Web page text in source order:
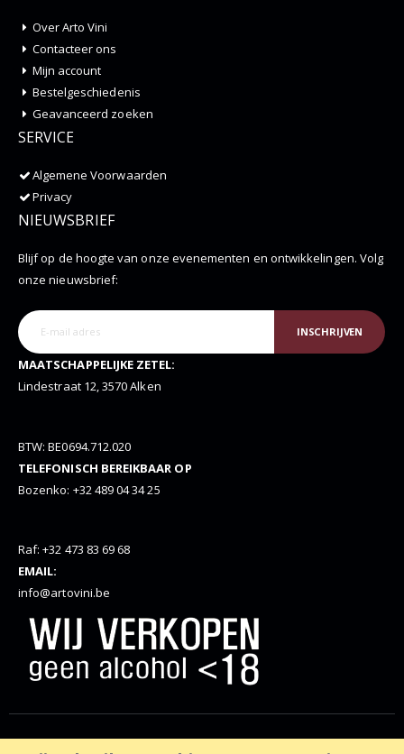
Over Arto Vini
Contacteer ons
Mijn account
Bestelgeschiedenis
Geavanceerd zoeken
SERVICE
Algemene Voorwaarden
Privacy
NIEUWSBRIEF
Blijf op de hoogte van onze evenementen en ontwikkelingen. Volg
onze nieuwsbrief:
INSCHRIJVEN
MAATSCHAPPELIJKE ZETEL:
Lindestraat 12, 3570 Alken
BTW: BE0694.712.020
TELEFONISCH BEREIKBAAR OP
Bozenko: +32 489 04 34 25
Raf: +32 473 83 69 68
EMAIL:
info@artovini.be